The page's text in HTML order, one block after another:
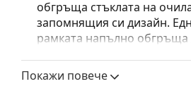
обгръща стъклата на
запомнящия си дизайн.
рамката напълно обгръща
Аксесоари
Покажи повече